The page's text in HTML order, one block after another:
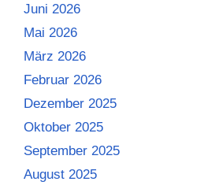
Juni 2026
Mai 2026
März 2026
Februar 2026
Dezember 2025
Oktober 2025
September 2025
August 2025